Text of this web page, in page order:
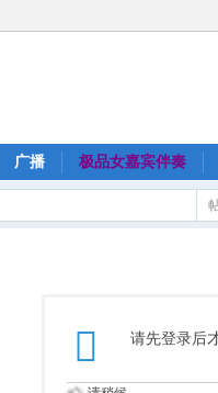
广播 极品女嘉宾伴奏
请先登录后